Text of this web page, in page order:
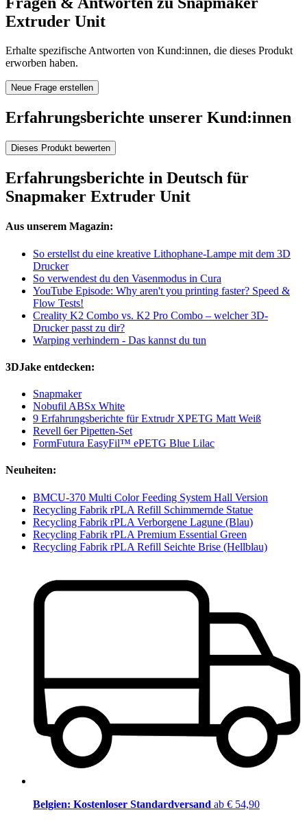
Extruder Unit
Erhalte spezifische Antworten von Kund:innen, die dieses Produkt
erworben haben.
Neue Frage erstellen
Erfahrungsberichte unserer Kund:innen
Dieses Produkt bewerten
Erfahrungsberichte in Deutsch für
Snapmaker Extruder Unit
Aus unserem Magazin:
So erstellst du eine kreative Lithophane-Lampe mit dem 3D
Drucker
So verwendest du den Vasenmodus in Cura
YouTube Episode: Why aren't you printing faster? Speed &
Flow Tests!
Creality K2 Combo vs. K2 Pro Combo – welcher 3D-
Drucker passt zu dir?
Warping verhindern - Das kannst du tun
3DJake entdecken:
Snapmaker
Nobufil ABSx White
9 Erfahrungsberichte für Extrudr XPETG Matt Weiß
Revell 6er Pipetten-Set
FormFutura EasyFil™ ePETG Blue Lilac
Neuheiten:
BMCU-370 Multi Color Feeding System Hall Version
Recycling Fabrik rPLA Refill Schimmernde Statue
Recycling Fabrik rPLA Verborgene Lagune (Blau)
Recycling Fabrik rPLA Premium Essential Green
Recycling Fabrik rPLA Refill Seichte Brise (Hellblau)
Belgien: Kostenloser Standardversand ab € 54,90